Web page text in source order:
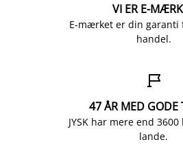
VI ER E-
E-mærket er din garanti
handel.

47 ÅR MED GODE
JYSK har mere end
lande.